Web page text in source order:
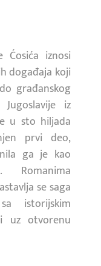
Ćosića iznosi
događaja koji
građanskog
iz
u sto hiljada
prvi deo,
ga je kao
Romanima
se saga
istorijskim
uz otvorenu